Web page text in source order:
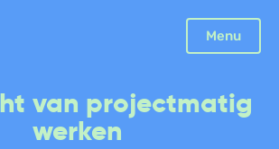
Menu
Sluiten
van projectmatig
werken